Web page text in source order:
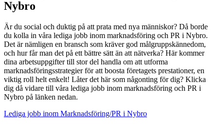
Nybro
Är du social och duktig på att prata med nya människor? Då borde
du kolla in våra lediga jobb inom marknadsföring och PR i Nybro.
Det är nämligen en bransch som kräver god målgruppskännedom,
och hur får man det på ett bättre sätt än att nätverka? Här kommer
dina arbetsuppgifter till stor del handla om att utforma
marknadsföringsstrategier för att boosta företagets prestationer, en
viktig roll helt enkelt! Låter det här som någonting för dig? Klicka
dig då vidare till våra lediga jobb inom marknadsföring och PR i
Nybro på länken nedan.
Lediga jobb inom Marknadsföring/PR i Nybro